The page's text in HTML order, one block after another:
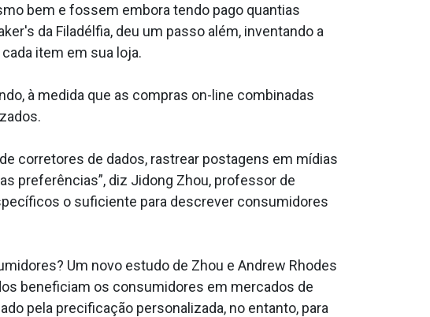
bem e fossem embora tendo pago quantias
da Filadélfia, deu um passo além, inventando a
item em sua loja.
à medida que as compras on-line combinadas
corretores de dados, rastrear postagens em mídias
preferências”, diz Jidong Zhou, professor de
o suficiente para descrever consumidores
Um novo estudo de Zhou e Andrew Rhodes
beneficiam os consumidores em mercados de
pela precificação personalizada, no entanto, para